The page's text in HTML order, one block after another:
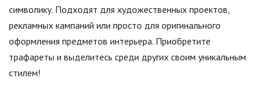
символику. Подходят для художественных проектов,
рекламных кампаний или просто для оригинального
оформления предметов интерьера. Приобретите
трафареты и выделитесь среди других своим уникальным
стилем!